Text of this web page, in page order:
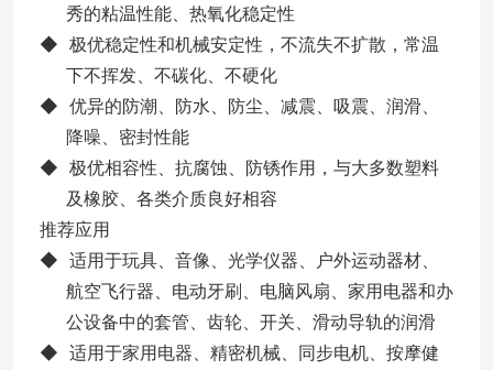
秀的粘温性能、热氧化稳定性
◆ 极优稳定性和机械安定性，不流失不扩散，常温
下不挥发、不碳化、不硬化
◆ 优异的防潮、防水、防尘、减震、吸震、润滑、
降噪、密封性能
◆ 极优相容性、抗腐蚀、防锈作用，与大多数塑料
及橡胶、各类介质良好相容
推荐应用
◆ 适用于玩具、音像、光学仪器、户外运动器材、
航空飞行器、电动牙刷、电脑风扇、家用电器和办
公设备中的套管、齿轮、开关、滑动导轨的润滑
◆ 适用于家用电器、精密机械、同步电机、按摩健